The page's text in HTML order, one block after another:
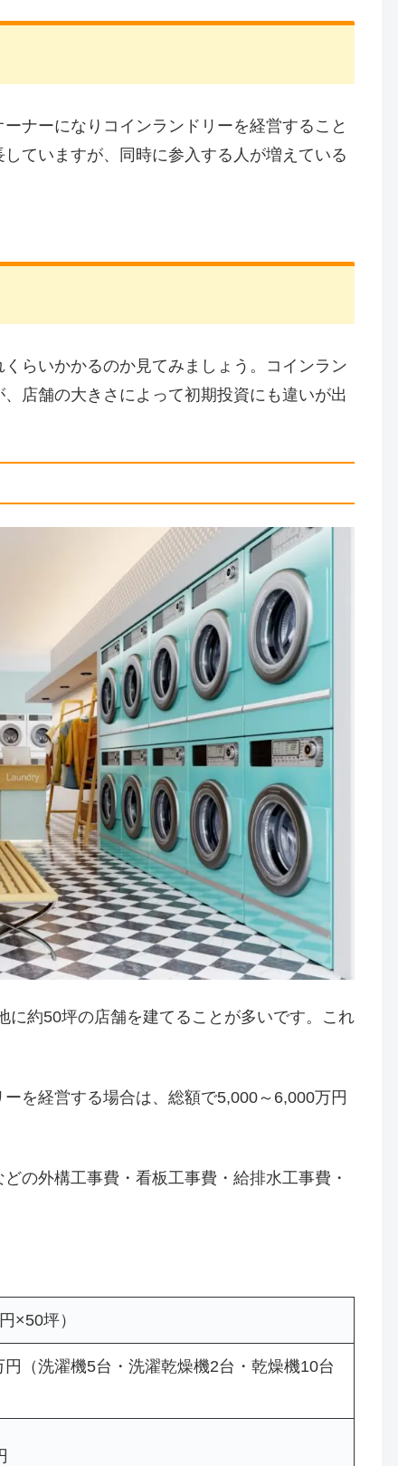
ナーになりコインランドリーを経営すること
ていますが、同時に参入する人が増えている
らいかかるのか見てみましょう。コインラン
店舗の大きさによって初期投資にも違いが出
に約50坪の店舗を建てることが多いです。これ
を経営する場合は、総額で5,000～6,000万円
の外構工事費・看板工事費・給排水工事費・
×50坪）
（洗濯機5台・洗濯乾燥機2台・乾燥機10台